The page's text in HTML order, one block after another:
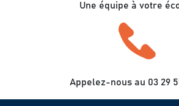
Une équipe à votre
Appelez-nous au 03 29